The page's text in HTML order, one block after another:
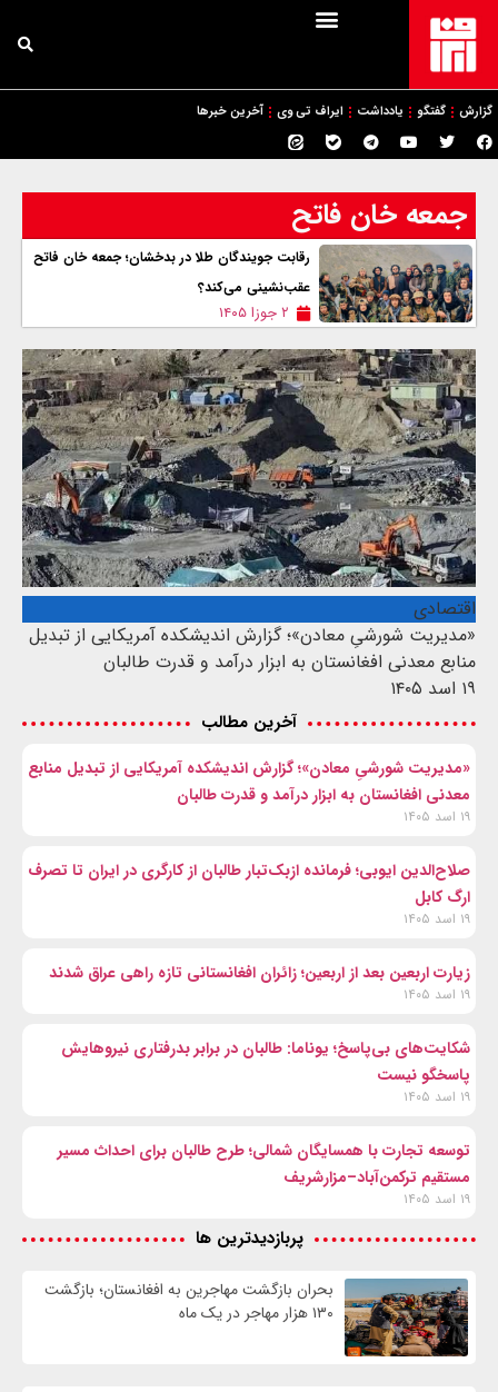
گزارش گفتگو یادداشت ایراف تی وی آخرین خبرها
جمعه خان فاتح
رقابت جویندگان طلا در بدخشان؛ جمعه خان فاتح
عقب‌نشینی می‌کند؟
۲ جوزا ۱۴۰۵
اقتصادی
«مدیریت شورشیِ معادن»؛ گزارش اندیشکده آمریکایی از تبدیل
منابع معدنی افغانستان به ابزار درآمد و قدرت طالبان
۱۹ اسد ۱۴۰۵
آخرین مطالب
«مدیریت شورشیِ معادن»؛ گزارش اندیشکده آمریکایی از تبدیل منابع
معدنی افغانستان به ابزار درآمد و قدرت طالبان
۱۹ اسد ۱۴۰۵
صلاح‌الدین ایوبی؛ فرمانده ازبک‌تبار طالبان از کارگری در ایران تا تصرف
ارگ کابل
۱۹ اسد ۱۴۰۵
زیارت اربعین بعد از اربعین؛ زائران افغانستانی تازه راهی عراق شدند
۱۹ اسد ۱۴۰۵
شکایت‌های بی‌پاسخ؛ یوناما: طالبان در برابر بدرفتاری نیروهایش
پاسخگو نیست
۱۹ اسد ۱۴۰۵
توسعه تجارت با همسایگان شمالی؛ طرح طالبان برای احداث مسیر
مستقیم ترکمن‌آباد–مزارشریف
۱۹ اسد ۱۴۰۵
پربازدیدترین ها
بحران بازگشت مهاجرین به افغانستان؛ بازگشت
۱۳۰ هزار مهاجر در یک ماه